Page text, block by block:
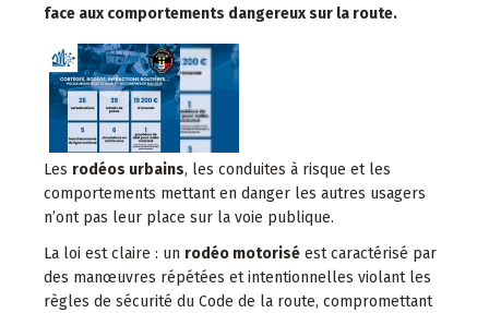
face aux comportements dangereux sur la route.
Les rodéos urbains, les conduites à risque et les
comportements mettant en danger les autres usagers
n’ont pas leur place sur la voie publique.
La loi est claire : un rodéo motorisé est caractérisé par
des manœuvres répétées et intentionnelles violant les
règles de sécurité du Code de la route, compromettant